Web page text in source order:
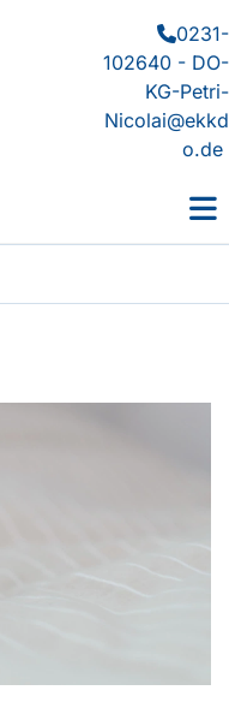
0231-
102640 - DO-
KG-Petri-
Nicolai@ekkd
o.de